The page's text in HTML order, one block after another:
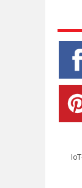
פתרונות מבוססי INtime RTOS לשוק ה-IoT